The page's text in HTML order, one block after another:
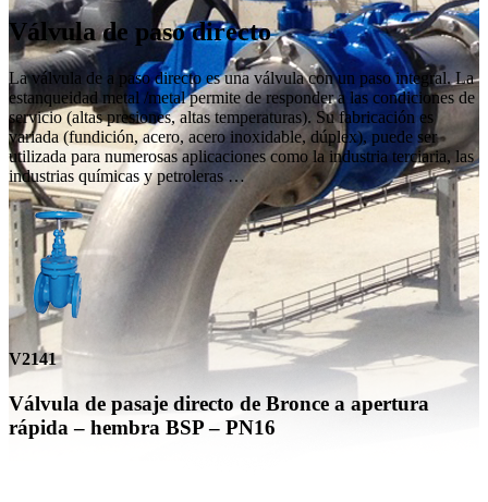
Válvula de paso directo
La válvula de a paso directo es una válvula con un paso integral. La
estanqueidad metal /metal permite de responder a las condiciones de
servicio (altas presiones, altas temperaturas). Su fabricación es
variada (fundición, acero, acero inoxidable, dúplex), puede ser
utilizada para numerosas aplicaciones como la industria terciaria, las
industrias químicas y petroleras …
V2141
Válvula de pasaje directo de Bronce a apertura
rápida – hembra BSP – PN16